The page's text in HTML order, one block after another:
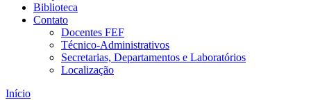
Biblioteca
Contato
Docentes FEF
Técnico-Administrativos
Secretarias, Departamentos e Laboratórios
Localização
Início